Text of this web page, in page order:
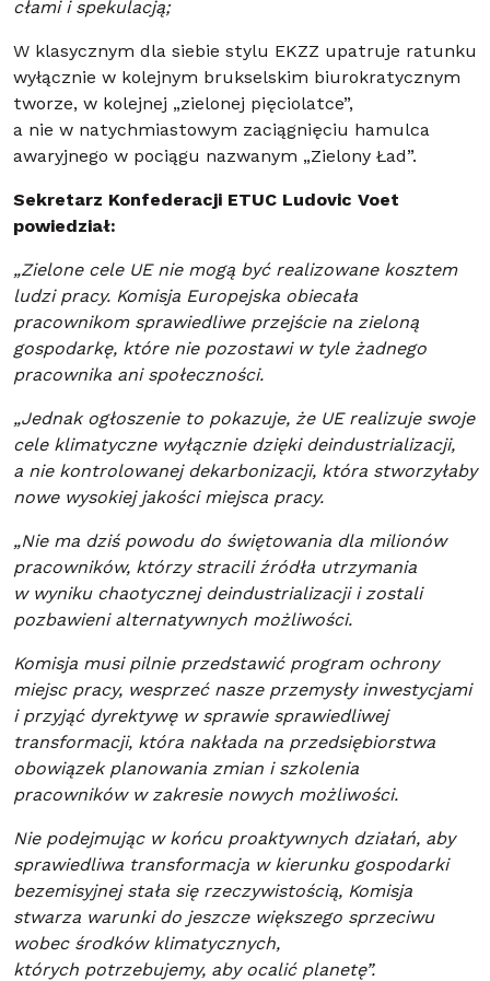
cłami i spekulacją;
W klasycznym dla siebie stylu EKZZ upatruje ratunku
wyłącznie w kolejnym brukselskim biurokratycznym
tworze, w kolejnej „zielonej pięciolatce”,
a nie w natychmiastowym zaciągnięciu hamulca
awaryjnego w pociągu nazwanym „Zielony Ład”.
Sekretarz Konfederacji ETUC Ludovic Voet
powiedział:
„Zielone cele UE nie mogą być realizowane kosztem
ludzi pracy. Komisja Europejska obiecała
pracownikom sprawiedliwe przejście na zieloną
gospodarkę, które nie pozostawi w tyle żadnego
pracownika ani społeczności.
„Jednak ogłoszenie to pokazuje, że UE realizuje swoje
cele klimatyczne wyłącznie dzięki deindustrializacji,
a nie kontrolowanej dekarbonizacji, która stworzyłaby
nowe wysokiej jakości miejsca pracy.
„Nie ma dziś powodu do świętowania dla milionów
pracowników, którzy stracili źródła utrzymania
w wyniku chaotycznej deindustrializacji i zostali
pozbawieni alternatywnych możliwości.
Komisja musi pilnie przedstawić program ochrony
miejsc pracy, wesprzeć nasze przemysły inwestycjami
i przyjąć dyrektywę w sprawie sprawiedliwej
transformacji, która nakłada na przedsiębiorstwa
obowiązek planowania zmian i szkolenia
pracowników w zakresie nowych możliwości.
Nie podejmując w końcu proaktywnych działań, aby
sprawiedliwa transformacja w kierunku gospodarki
bezemisyjnej stała się rzeczywistością, Komisja
stwarza warunki do jeszcze większego sprzeciwu
wobec środków klimatycznych,
których potrzebujemy, aby ocalić planetę”.